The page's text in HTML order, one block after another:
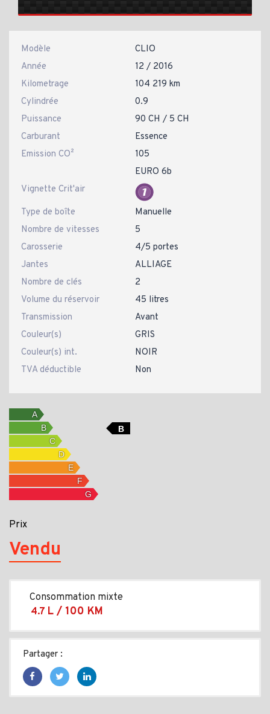
Modèle
CLIO
Année
12 / 2016
Kilometrage
104 219 km
Cylindrée
0.9
Puissance
90 CH / 5 CH
Carburant
Essence
Emission CO²
105
EURO 6b
Vignette Crit'air
Type de boîte
Manuelle
Nombre de vitesses
5
Carosserie
4/5 portes
Jantes
ALLIAGE
Nombre de clés
2
Volume du réservoir
45 litres
Transmission
Avant
Couleur(s)
GRIS
Couleur(s) int.
NOIR
TVA déductible
Non
B
Prix
Vendu
Consommation mixte
4.7 L / 100 KM
Partager :